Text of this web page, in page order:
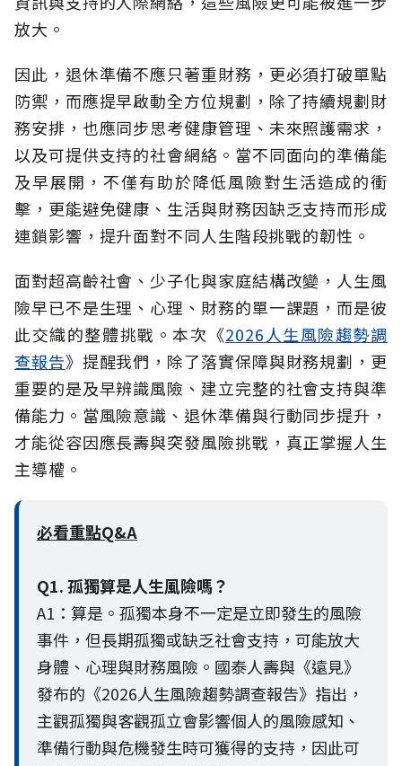
放大。
因此，退休準備不應只著重財務，更必須打破單點
防禦，而應提早啟動全方位規劃，除了持續規劃財
務安排，也應同步思考健康管理、未來照護需求，
以及可提供支持的社會網絡。當不同面向的準備能
及早展開，不僅有助於降低風險對生活造成的衝
擊，更能避免健康、生活與財務因缺乏支持而形成
連鎖影響，提升面對不同人生階段挑戰的韌性。
面對超高齡社會、少子化與家庭結構改變，人生風
險早已不是生理、心理、財務的單一課題，而是彼
此交織的整體挑戰。本次《2026人生風險趨勢調
查報告》提醒我們，除了落實保障與財務規劃，更
重要的是及早辨識風險、建立完整的社會支持與準
備能力。當風險意識、退休準備與行動同步提升，
才能從容因應長壽與突發風險挑戰，真正掌握人生
主導權。
必看重點Q&A
Q1. 孤獨算是人生風險嗎？
A1：算是。孤獨本身不一定是立即發生的風險
事件，但長期孤獨或缺乏社會支持，可能放大
身體、心理與財務風險。國泰人壽與《遠見》
發布的《2026人生風險趨勢調查報告》指出，
主觀孤獨與客觀孤立會影響個人的風險感知、
準備行動與危機發生時可獲得的支持，因此可